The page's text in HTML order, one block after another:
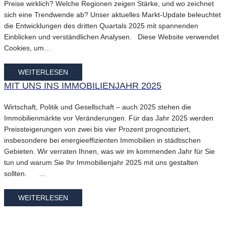
Preise wirklich? Welche Regionen zeigen Stärke, und wo zeichnet
sich eine Trendwende ab? Unser aktuelles Markt-Update beleuchtet
die Entwicklungen des dritten Quartals 2025 mit spannenden
Einblicken und verständlichen Analysen. Diese Website verwendet
Cookies, um…
WEITERLESEN
MIT UNS INS IMMOBILIENJAHR 2025
Wirtschaft, Politik und Gesellschaft – auch 2025 stehen die
Immobilienmärkte vor Veränderungen. Für das Jahr 2025 werden
Preissteigerungen von zwei bis vier Prozent prognostiziert,
insbesondere bei energieeffizienten Immobilien in städtischen
Gebieten. Wir verraten Ihnen, was wir im kommenden Jahr für Sie
tun und warum Sie Ihr Immobilienjahr 2025 mit uns gestalten
sollten. …
WEITERLESEN